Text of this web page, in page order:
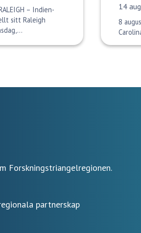
– Indien-
sitt Raleigh
14
8
Forskningstriangelregionen.
partnerskap